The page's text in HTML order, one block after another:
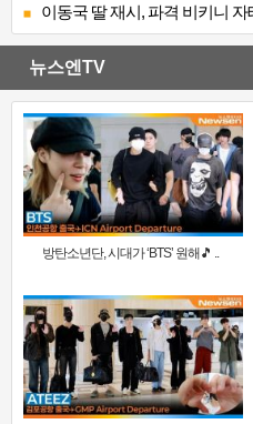
이동국 딸 재시, 파격 비키니
뉴스엔TV
방탄소년단, 시대가 ‘BTS’ 원해🎵 ..